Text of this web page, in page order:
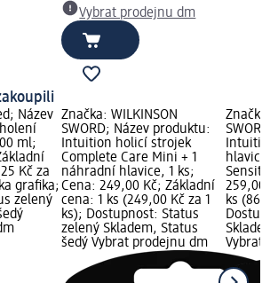
Vybrat prodejnu dm
Název
ml;
Kč za
grafika;
zelený
Značka: WILKINSON
SWORD; Název produktu:
Intuition holicí strojek
Complete Care Mini + 1
náhradní hlavice, 1 ks;
Cena: 249,00 Kč; Základní
cena: 1 ks (249,00 Kč za 1
ks); Dostupnost: Status
zelený Skladem, Status
šedý Vybrat prodejnu dm
Značka:
hlavice
259,00
ks
Vybrat